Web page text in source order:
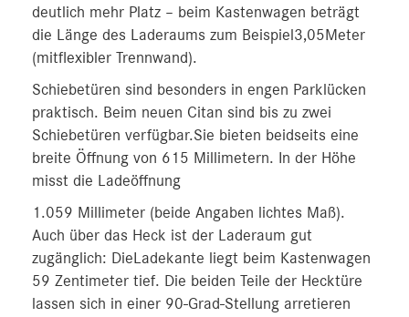
deutlich mehr Platz – beim Kastenwagen beträgt
die Länge des Laderaums zum Beispiel3,05Meter
(mitflexibler Trennwand).
Schiebetüren sind besonders in engen Parklücken
praktisch. Beim neuen Citan sind bis zu zwei
Schiebetüren verfügbar.Sie bieten beidseits eine
breite Öffnung von 615 Millimetern. In der Höhe
misst die Ladeöffnung
1.059 Millimeter (beide Angaben lichtes Maß).
Auch über das Heck ist der Laderaum gut
zugänglich: DieLadekante liegt beim Kastenwagen
59 Zentimeter tief. Die beiden Teile der Hecktüre
lassen sich in einer 90-Grad-Stellung arretieren